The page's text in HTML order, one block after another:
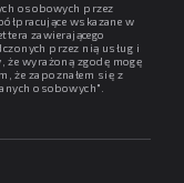
osobowych przez
wskazane w
zawierającego
przez nią usług i
wyrażoną zgodę mogę
że zapoznałem się z
osobowych".